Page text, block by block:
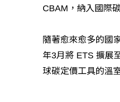
CBAM，納入國際
隨著愈來愈多的國
年3月將 ETS 擴展
球碳定價工具的溫